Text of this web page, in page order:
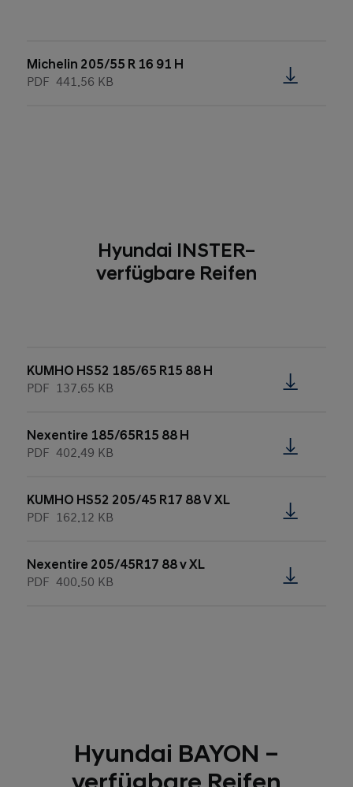
Michelin 205/55 R 16 91 H
PDF 441.56 KB
Hyundai INSTER–
verfügbare Reifen
KUMHO HS52 185/65 R15 88 H
PDF 137.65 KB
Nexentire 185/65R15 88 H
PDF 402.49 KB
KUMHO HS52 205/45 R17 88 V XL
PDF 162.12 KB
Nexentire 205/45R17 88 v XL
PDF 400.50 KB
Hyundai BAYON –